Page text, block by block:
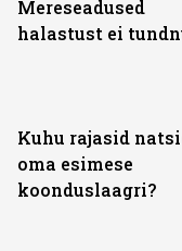
Mereseadused
halastust ei
Kuhu rajasid
oma esimese
koonduslaagri?